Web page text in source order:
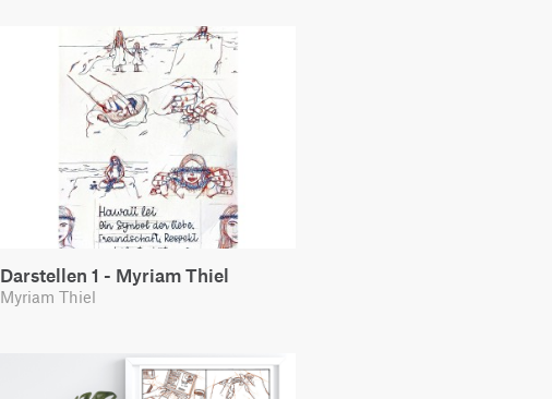
Darstellen 1 - Myriam Thiel
Myriam Thiel